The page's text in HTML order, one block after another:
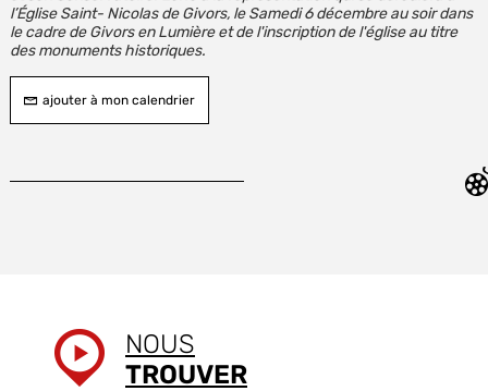
l’Église Saint- Nicolas de Givors, le Samedi 6 décembre au soir dans
le cadre de Givors en Lumière et de l'inscription de l'église au titre
des monuments historiques.
ajouter à mon calendrier
NOUS
TROUVER